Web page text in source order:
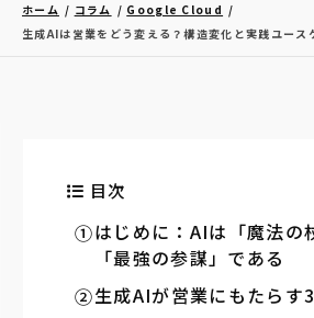
ホーム コラム
Google Cloud
生成AIは営業をどう変える？構造変化と実践ユース
目次
はじめに：AIは「魔法の
「最強の参謀」である
生成AIが営業にもたらす